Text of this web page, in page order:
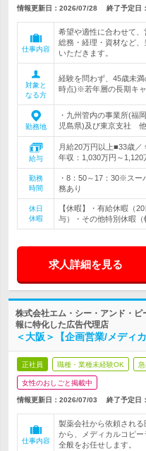
情報更新日：2026/07/28 終了予定日：
仕事内容
希望や適性に合わせて、
総務・経理・資材など
いただきます。
対象と
なる方
経験を問わず、45歳未
時点)※若年層の長期キ
勤務地
・九州管内の事業所(福
児島県)及び東京支社
給与
月給20万円以上■33歳／
年収：1,030万円～
勤務
時間
・8：50～17：30※スー
務あり
休日
休暇
【休暇】・有給休暇（
与）・その他特別休暇
求人詳細を見る
株式会社エム・シー・アンド・
報に特化した広告代理店
＜大阪＞【企画営業/メディ
正社員 職種・業種未経験OK
女性のおしごと掲載中
情報更新日：2026/07/03 終了予定日：
仕事内容
製薬会社から依頼され
から、メディカルコピ
全般をお任せします。